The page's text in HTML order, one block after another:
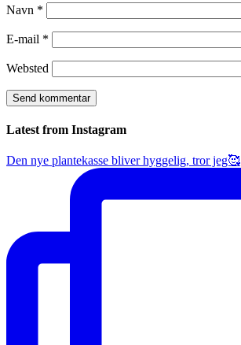
Navn *
E-mail *
Websted
Latest from Instagram
Den nye plantekasse bliver hyggelig, tror jeg🥰